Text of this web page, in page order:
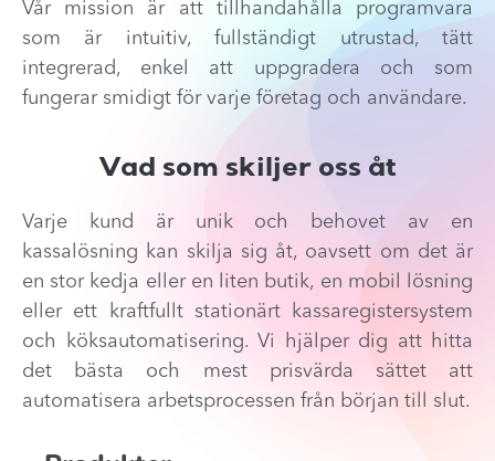
Vår mission är att tillhandahålla programvara
som är intuitiv, fullständigt utrustad, tätt
integrerad, enkel att uppgradera och som
fungerar smidigt för varje företag och användare.
Vad som skiljer oss åt
Varje kund är unik och behovet av en
kassalösning kan skilja sig åt, oavsett om det är
en stor kedja eller en liten butik, en mobil lösning
eller ett kraftfullt stationärt kassaregistersystem
och köksautomatisering. Vi hjälper dig att hitta
det bästa och mest prisvärda sättet att
automatisera arbetsprocessen från början till slut.